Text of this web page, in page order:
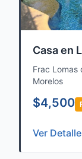
Casa en
Frac Lomas
Morelos
$4,500
Ver